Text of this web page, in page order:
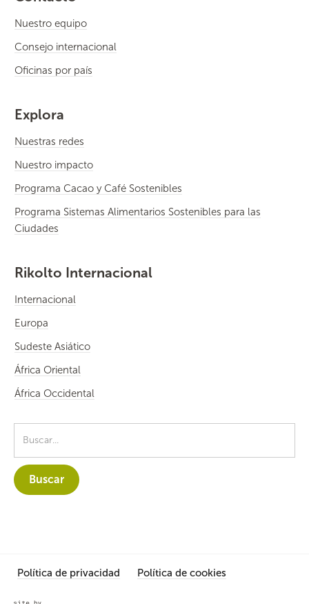
Nuestro equipo
Consejo internacional
Oficinas por país
Explora
Nuestras redes
Nuestro impacto
Programa Cacao y Café Sostenibles
Programa Sistemas Alimentarios Sostenibles para las
Ciudades
Rikolto Internacional
Internacional
Europa
Sudeste Asiático
África Oriental
África Occidental
Política de privacidad Política de cookies